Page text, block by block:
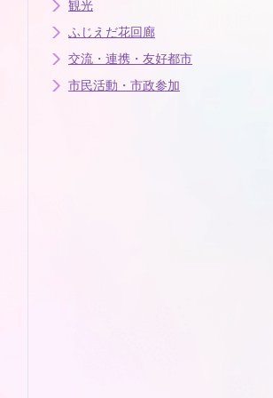
観光
ふじえだ花回廊
交流・連携・友好都市
市民活動・市政参加